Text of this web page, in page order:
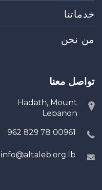
خدماتنا
من نحن
تواصل معنا
Hadath, Mount
Lebanon
00961 78 829 962
info@altaleb.org.lb